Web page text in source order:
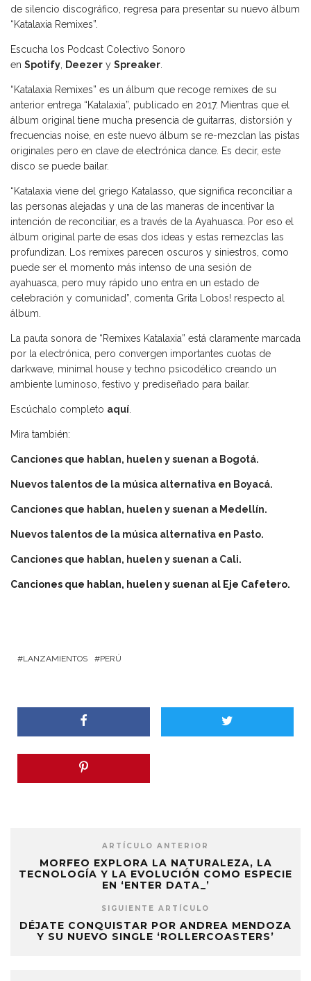
de silencio discográfico, regresa para presentar su nuevo álbum
“Katalaxia Remixes”.
Escucha los Podcast Colectivo Sonoro
en Spotify Deezer y Spreaker
“Katalaxia Remixes” es un álbum que recoge remixes de su
anterior entrega “Katalaxia”, publicado en 2017. Mientras que el
álbum original tiene mucha presencia de guitarras, distorsión y
frecuencias noise, en este nuevo álbum se re-mezclan las pistas
originales pero en clave de electrónica dance. Es decir, este
disco se puede bailar.
“Katalaxia viene del griego Katalasso, que significa reconciliar a
las personas alejadas y una de las maneras de incentivar la
intención de reconciliar, es a través de la Ayahuasca. Por eso el
álbum original parte de esas dos ideas y estas remezclas las
profundizan. Los remixes parecen oscuros y siniestros, como
puede ser el momento más intenso de una sesión de
ayahuasca, pero muy rápido uno entra en un estado de
celebración y comunidad”, comenta Grita Lobos! respecto al
álbum.
La pauta sonora de “Remixes Katalaxia” está claramente marcada
por la electrónica, pero convergen importantes cuotas de
darkwave, minimal house y techno psicodélico creando un
ambiente luminoso, festivo y prediseñado para bailar.
Escúchalo completo aquí
Mira también:
Canciones que hablan, huelen y suenan a Bogotá.
Nuevos talentos de la música alternativa en Boyacá.
Canciones que hablan, huelen y suenan a Medellín.
Nuevos talentos de la música alternativa en Pasto.
Canciones que hablan, huelen y suenan a Cali.
Canciones que hablan, huelen y suenan al Eje Cafetero.
LANZAMIENTOS PERÚ
ARTÍCULO ANTERIOR
MORFEO EXPLORA LA NATURALEZA, LA
TECNOLOGÍA Y LA EVOLUCIÓN COMO ESPECIE
EN ‘ENTER DATA_’
SIGUIENTE ARTÍCULO
DÉJATE CONQUISTAR POR ANDREA MENDOZA
Y SU NUEVO SINGLE ‘ROLLERCOASTERS’